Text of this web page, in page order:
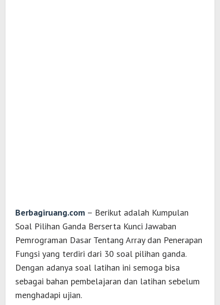
Berbagiruang.com – Berikut adalah Kumpulan
Soal Pilihan Ganda Berserta Kunci Jawaban
Pemrograman Dasar Tentang Array dan Penerapan
Fungsi yang terdiri dari 30 soal pilihan ganda.
Dengan adanya soal latihan ini semoga bisa
sebagai bahan pembelajaran dan latihan sebelum
menghadapi ujian.